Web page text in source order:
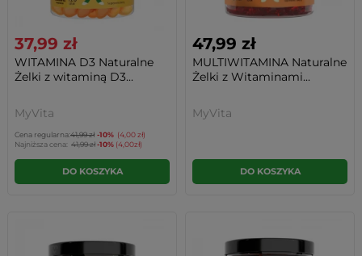
37,99 zł
WITAMINA D3 Naturalne
Żelki z witaminą D3...
MyVita
Cena regularna:41,99 zł -10% (4,00 zł)
Najniższa cena: 41,99 zł-10% (4,00zł)
DO KOSZYKA
47,99 zł
MULTIWITAMINA Naturalne
Żelki z Witaminami...
MyVita
DO KOSZYKA